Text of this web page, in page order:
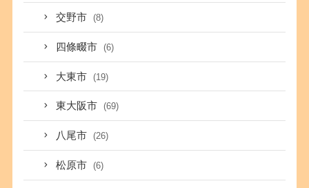
交野市 (8)
四條畷市 (6)
大東市 (19)
東大阪市 (69)
八尾市 (26)
松原市 (6)